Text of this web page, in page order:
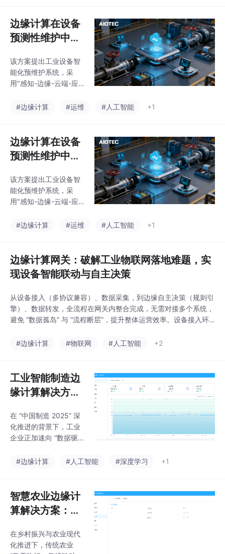
业实现 “
本高等问题，成为制约
智能制造升级的核心瓶
颈。本方案基于边缘计
兼容接入、本地实时决
策、极简运维管理” 三
大核心能力，为离散制
供端到端的智能生产支
升级目标。
边缘计算在设备
预测性维护中的
运维痛点，实现
实时预警与降本
该方案提出工业设备智
能化预维护系统，采
用"感知-边缘-云端-应
在边缘层实现毫秒级故
（孤立森林+小波分析
+简化LSTM）实现本地
实时预警，故障预警准
100ms。系统可降低设
备故障率60%、减少停
机损失60%、节省运维
业设备接入。实施分试
#边缘计算 #运维 #人工智能 +1
边缘计算在设备
预测性维护中的
运维痛点，实现
实时预警与降本
该方案提出工业设备智
能化预维护系统，采
用"感知-边缘-云端-应
在边缘层实现毫秒级故
（孤立森林+小波分析
+简化LSTM）实现本地
实时预警，故障预警准
100ms。系统可降低设
备故障率60%、减少停
机损失60%、节省运维
业设备接入。实施分试
#边缘计算 #运维 #人工智能 +1
边缘计算网关：破解工业物联网落地难题，实
现设备智能联动与自主决策
从设备接入（多协议兼容）、数据采集，到边缘自主决策（规则引
擎）、数据转发，全流程在网关内整合完成，无需对接多个系统，
避免 “数据孤岛” 与 “流程断层”，提升整体运营效率。设备接入环
环节通过规则引擎实现自动化，减少团队在配置、调试、值守等环
#边缘计算 #物联网 #人工智能 +2
工业智能制造边
缘计算解决方
联与实时管控难
题
在 “中国制造 2025” 深
化推进的背景下，工业
企业正加速向 “数据驱
—— 但在落地过程中，
本高等问题，成为制约
智能制造升级的核心瓶
颈。本方案基于边缘计
兼容接入、本地实时决
策、极简运维管理” 三
#边缘计算 #人工智能 #深度学习 +1
智慧农业边缘计
算解决方案：让
更精准，实现降
​在乡村振兴与农业现代
化推进下，传统农业